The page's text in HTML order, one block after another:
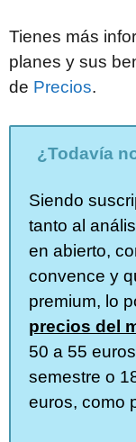
Tienes más
planes y sus
de Precios.
¿Todavía
Siendo
tanto al
en abierto,
convence y
premium, lo
precios del
50 a 55
semestre o
euros, como